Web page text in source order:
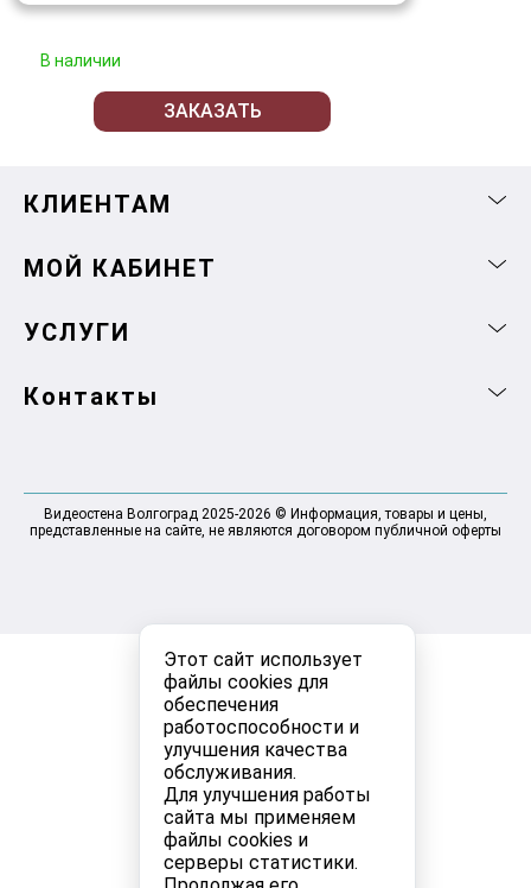
Этот сайт использует
файлы cookies для
обеспечения
работоспособности и
улучшения качества
обслуживания.
Для улучшения работы
сайта мы применяем
файлы cookies и
серверы статистики.
В наличии
ЗАКАЗАТЬ
КЛИЕНТАМ
МОЙ КАБИНЕТ
УСЛУГИ
Контакты
Видеостена Волгоград 2025-2026 © Информация, товары и цены,
представленные на сайте, не являются договором публичной оферты